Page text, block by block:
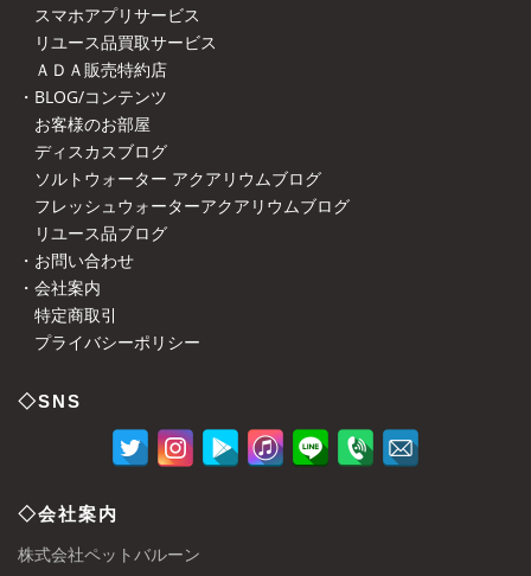
スマホアプリサービス
リユース品買取サービス
ＡＤＡ販売特約店
・BLOG/コンテンツ
お客様のお部屋
ディスカスブログ
ソルトウォーター アクアリウムブログ
フレッシュウォーターアクアリウムブログ
リユース品ブログ
・お問い合わせ
・会社案内
特定商取引
プライバシーポリシー
◇SNS
◇会社案内
株式会社ペットバルーン